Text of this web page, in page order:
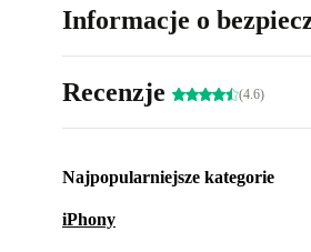
Informacje o
Recenzje (4.6)
Najpopularniejsze kategorie
iPhony